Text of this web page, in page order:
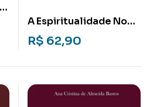
A Espiritualidade No
Cristianismo Primitivo
R$ 62,90